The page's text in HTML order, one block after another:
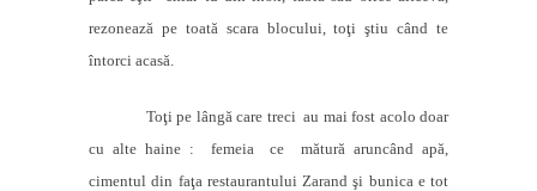
rezonează pe toată scara blocului, toţi ştiu când te
întorci acasă.
Toţi pe lângă care treci au mai fost acolo doar
cu alte haine :
femeia ce
mătură aruncând apă,
cimentul din faţa restaurantului Zarand şi bunica e tot